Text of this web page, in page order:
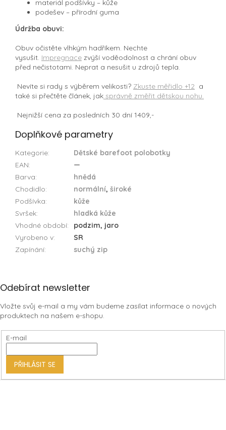
materiál podšívky –⁠ kůže
podešev –⁠ přírodní guma
Údržba obuvi:
Obuv očistěte vlhkým hadříkem. Nechte
vysušit. Impregnace zvýší voděodolnost a chrání obuv
před nečistotami. Neprat a nesušit u zdrojů tepla.
Nevíte si rady s výběrem velikosti? Zkuste měřidlo +12 a
také si přečtěte článek, jak správně změřit dětskou nohu.
Nejnižší cena za posledních 30 dní 1409,-
Doplňkové parametry
Kategorie:
Dětské barefoot polobotky
EAN:
—
Barva:
hnědá
Chodidlo: normální, široké
Podšívka:
kůže
Svršek:
hladká kůže
Vhodné období:
podzim, jaro
Vyrobeno v:
SR
Zapínání: suchý zip
Z
p
a
t
Odebírat newsletter
Vložte svůj e-mail a my vám budeme zasílat informace o nových
produktech na našem e-shopu.
E-mail
PŘIHLÁSIT SE